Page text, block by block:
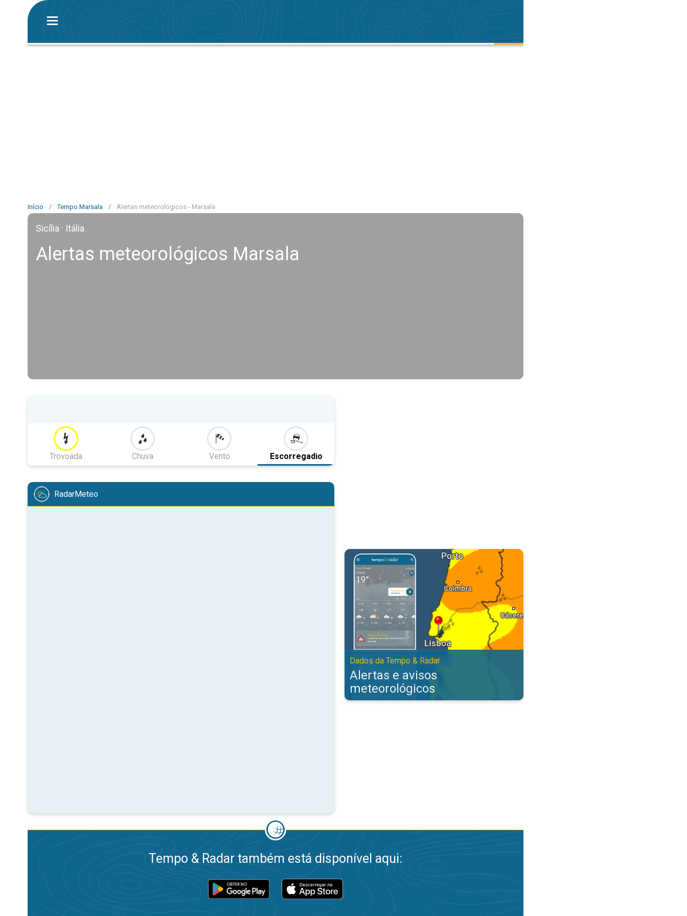
Início / Tempo Marsala / Alertas meteorológicos - Marsala
Sicília · Itália
Alertas meteorológicos Marsala
Trovoada Chuva Vento Escorregadio
RadarMeteo
Alertas e avisos meteorológicos. Dados da Tempo & Radar. . .
Dados da Tempo & Radar
Alertas e avisos
meteorológicos
Tempo & Radar também está disponível aqui: